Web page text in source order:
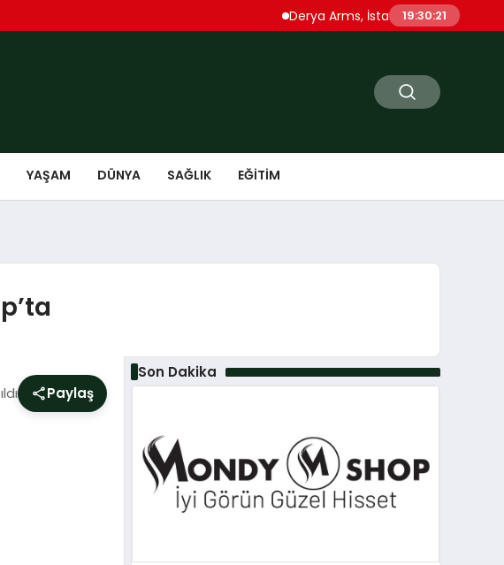
Derya Arms, İstanbul Prohunt
19:30:22
YAŞAM DÜNYA SAĞLIK EĞITIM
Paylaş
Son Dakika